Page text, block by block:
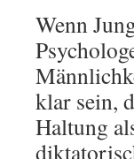
Wenn
klar sein,
Haltung